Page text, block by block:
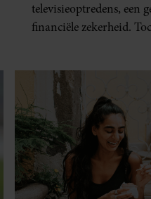
televisieoptredens, een
financiële zekerheid.
zanger dat hij lange tijd
steeds verder van zijn